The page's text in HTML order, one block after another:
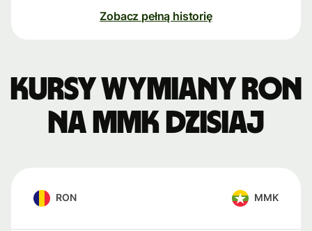
Zobacz pełną historię
Kursy wymiany RON
na MMK dzisiaj
RON MMK